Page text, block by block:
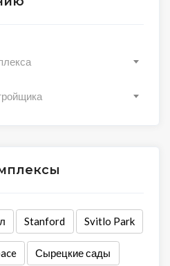
Stanford Svitlo Park
Сырецкие сады